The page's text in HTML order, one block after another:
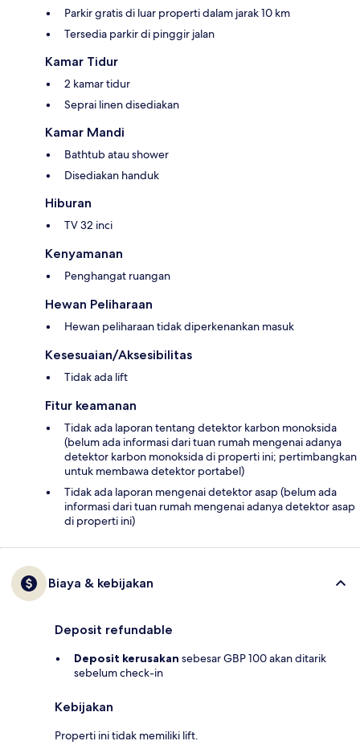
Parkir gratis di luar properti dalam jarak 10 km
Tersedia parkir di pinggir jalan
Kamar Tidur
2 kamar tidur
Seprai linen disediakan
Kamar Mandi
Bathtub atau shower
Disediakan handuk
Hiburan
TV 32 inci
Kenyamanan
Penghangat ruangan
Hewan Peliharaan
Hewan peliharaan tidak diperkenankan masuk
Kesesuaian/Aksesibilitas
Tidak ada lift
Fitur keamanan
Tidak ada laporan tentang detektor karbon monoksida
(belum ada informasi dari tuan rumah mengenai adanya
detektor karbon monoksida di properti ini; pertimbangkan
untuk membawa detektor portabel)
Tidak ada laporan mengenai detektor asap (belum ada
informasi dari tuan rumah mengenai adanya detektor asap
di properti ini)
Biaya & kebijakan
Deposit refundable
Deposit kerusakan sebesar GBP 100 akan ditarik
sebelum check-in
Kebijakan
Properti ini tidak memiliki lift.